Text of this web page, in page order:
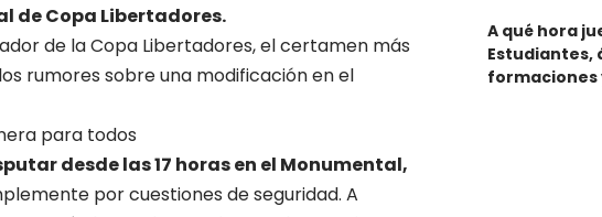
de Copa Libertadores.
de la Copa Libertadores, el certamen más
rumores sobre una modificación en el
para todos
desde las 17 horas en el Monumental,
por cuestiones de seguridad. A
A qué hora
Estudiantes,
formaciones